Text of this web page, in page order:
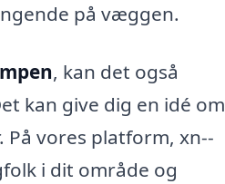
på væggen.
, kan det også
kan give dig en idé om
vores platform, xn--
i dit område og